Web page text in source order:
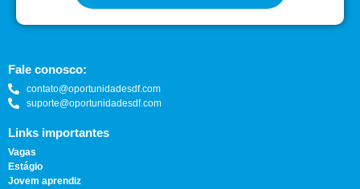
Fale conosco:
contato@oportunidadesdf.com
suporte@oportunidadesdf.com
Links importantes
Vagas
Estágio
Jovem aprendiz